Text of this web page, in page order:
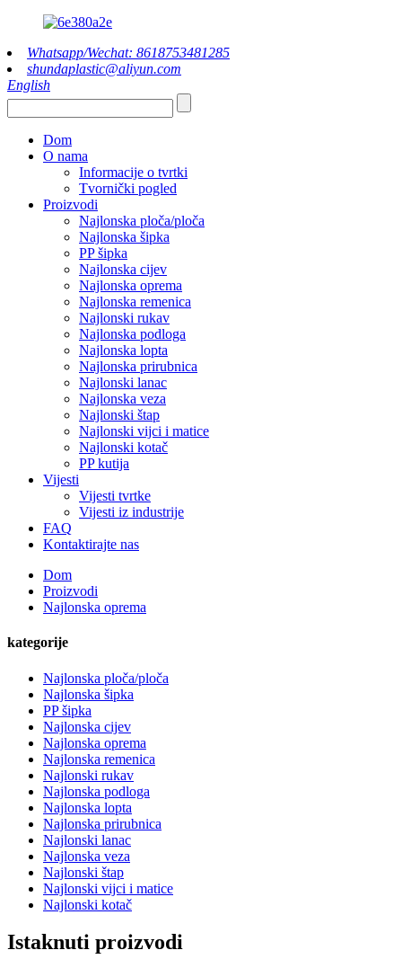
Whatsapp/Wechat: 8618753481285
shundaplastic@aliyun.com
English
Dom
O nama
Informacije o tvrtki
Tvornički pogled
Proizvodi
Najlonska ploča/ploča
Najlonska šipka
PP šipka
Najlonska cijev
Najlonska oprema
Najlonska remenica
Najlonski rukav
Najlonska podloga
Najlonska lopta
Najlonska prirubnica
Najlonski lanac
Najlonska veza
Najlonski štap
Najlonski vijci i matice
Najlonski kotač
PP kutija
Vijesti
Vijesti tvrtke
Vijesti iz industrije
FAQ
Kontaktirajte nas
Dom
Proizvodi
Najlonska oprema
kategorije
Najlonska ploča/ploča
Najlonska šipka
PP šipka
Najlonska cijev
Najlonska oprema
Najlonska remenica
Najlonski rukav
Najlonska podloga
Najlonska lopta
Najlonska prirubnica
Najlonski lanac
Najlonska veza
Najlonski štap
Najlonski vijci i matice
Najlonski kotač
Istaknuti proizvodi